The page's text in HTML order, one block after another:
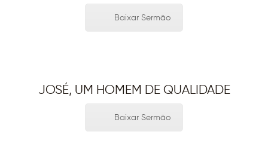
Baixar Sermão
JOSÉ, UM HOMEM DE QUALIDADE
Baixar Sermão